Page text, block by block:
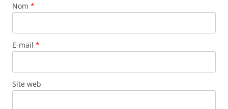
Nom *
E-mail *
Site web